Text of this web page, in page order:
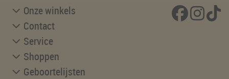
Onze winkels
Contact
Service
Shoppen
Geboortelijsten